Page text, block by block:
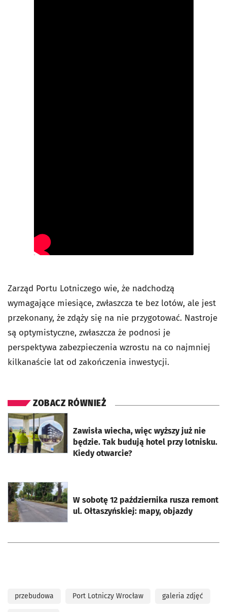
Zarząd Portu Lotniczego wie, że nadchodzą
wymagające miesiące, zwłaszcza te bez lotów, ale jest
przekonany, że zdąży się na nie przygotować. Nastroje
są optymistyczne, zwłaszcza że podnosi je
perspektywa zabezpieczenia wzrostu na co najmniej
kilkanaście lat od zakończenia inwestycji.
ZOBACZ RÓWNIEŻ
Zawisła wiecha, więc wyższy już nie
będzie. Tak budują hotel przy lotnisku.
Kiedy otwarcie?
otworzy się w nowej karcie
W sobotę 12 października rusza remont
ul. Ołtaszyńskiej: mapy, objazdy
otworzy się w nowej karcie
przebudowa Port Lotniczy Wrocław galeria zdjęć